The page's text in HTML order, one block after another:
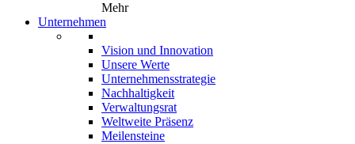
Mehr
Unternehmen
Vision und Innovation
Unsere Werte
Unternehmensstrategie
Nachhaltigkeit
Verwaltungsrat
Weltweite Präsenz
Meilensteine